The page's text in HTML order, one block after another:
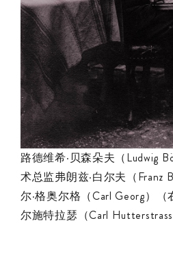
路德维希·贝森朵夫（Ludwig
术总监弗朗兹·白尔夫（Franz
尔·格奥尔格（Carl Georg）
尔施特拉瑟（Carl